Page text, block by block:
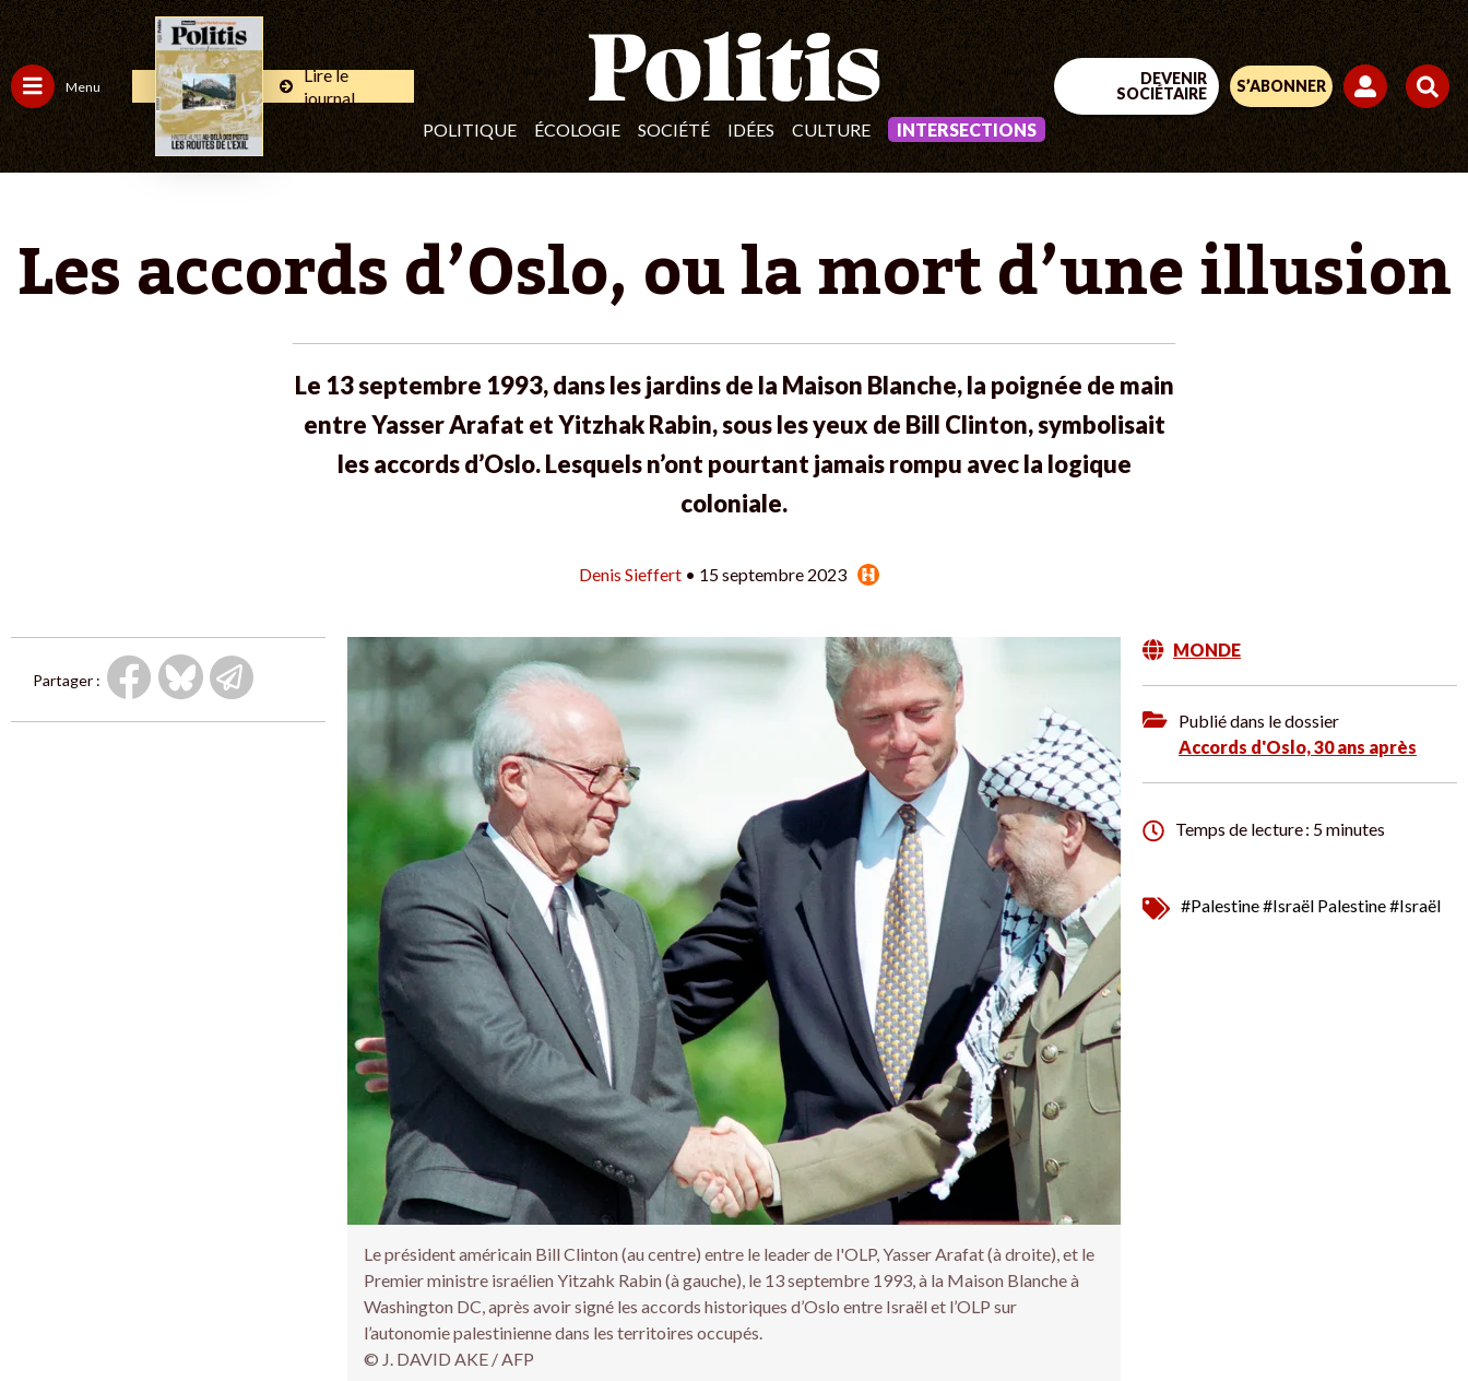
Menu
Lire le
journal
POLITIQUE
ÉCOLOGIE SOCIÉTÉ IDÉES CULTURE INTERSECTIONS
DEVENIR
SOCIÉTAIRE
S’ABONNER
Les accords d’Oslo, ou la mort d’une illusion
Le 13 septembre 1993, dans les jardins de la Maison Blanche, la poignée de main
entre Yasser Arafat et Yitzhak Rabin, sous les yeux de Bill Clinton, symbolisait
les accords d’Oslo. Lesquels n’ont pourtant jamais rompu avec la logique
coloniale.
Denis Sieffert • 15 septembre 2023
Partager :
Le président américain Bill Clinton (au centre) entre le leader de l'OLP, Yasser Arafat (à droite), et le
Premier ministre israélien Yitzahk Rabin (à gauche), le 13 septembre 1993, à la Maison Blanche à
Washington DC, après avoir signé les accords historiques d’Oslo entre Israël et l’OLP sur
l’autonomie palestinienne dans les territoires occupés.
© J. DAVID AKE / AFP
MONDE
Publié dans le dossier
Accords d'Oslo, 30 ans après
Temps de lecture : 5 minutes
#Palestine#Israël Palestine#Israël